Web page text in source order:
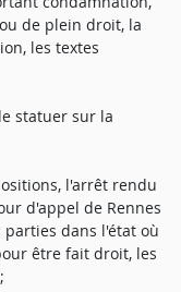
de plein droit, la
les textes
statuer sur la
l'arrêt rendu
d'appel de Rennes
parties dans l'état où
être fait droit, les